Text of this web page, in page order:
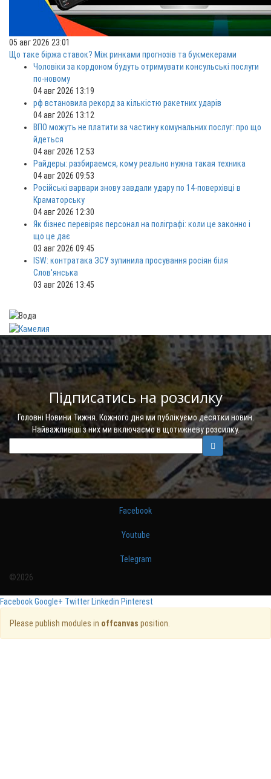
05 авг 2026 23:01
Що таке біржа ставок? Між ринками прогнозів та букмекерами
Чоловіки за кордоном будуть отримувати консульські послуги
по-новому
04 авг 2026 13:19
рф встановила рекорд за кількістю ракетних ударів
04 авг 2026 13:12
ВПО можуть не платити за частину комунальних послуг: про що
йдеться
04 авг 2026 12:53
Райдеры: разбираемся, кому реально нужна такая техника
04 авг 2026 09:53
Російські варвари знову завдали удару по 14-поверхівці в
Краматорську
04 авг 2026 12:30
Як бізнес перевіряє персонал на поліграфі: коли це законно і
що це дає
03 авг 2026 09:45
ISW: контратака ЗСУ зупинила просування росіян біля
Слов'янська
03 авг 2026 13:45
Підписатись на розсилку
Головні Новини Тижня. Кожного дня ми публікуємо десятки новин.
Найважливіші з них ми включаємо в щотижневу розсилку.
Facebook
Youtube
Telegram
©2026
FacebookGoogle+ TwitterLinkedin Pinterest
Please publish modules in offcanvas position.